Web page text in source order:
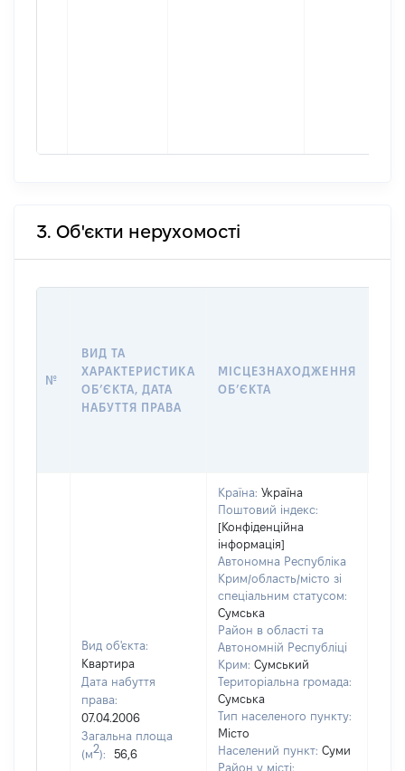
3. Об'єкти нерухомості
№
ВИД ТА
ХАРАКТЕРИСТИКА
ОБʼЄКТА, ДАТА
НАБУТТЯ ПРАВА
МІСЦЕЗНАХОДЖЕННЯ
ОБʼЄКТА
Вид об'єкта:
Квартира
Дата набуття
права:
07.04.2006
Загальна площа
(м2):
56,6
Країна: Україна
Поштовий індекс:
[Конфіденційна
інформація]
Автономна Республіка
Крим/область/місто зі
спеціальним статусом:
Сумська
Район в області та
Автономній Республіці
Крим: Сумський
Територіальна громада:
Сумська
Тип населеного пункту:
Місто
Населений пункт: Суми
Район у місті: